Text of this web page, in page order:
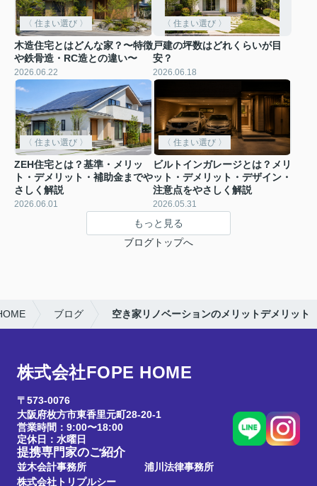
〈 住まい選び 〉
木造住宅とはどんな家？〜特徴
や鉄骨造・RC造との違い〜
2026.06.22
〈 住まい選び 〉
戸建の坪数はどれくらいが目
安？
2026.06.18
〈 住まい選び 〉
ZEH住宅とは？基準・メリッ
ト・デメリット・補助金までや
さしく解説
2026.06.01
〈 住まい選び 〉
ビルトインガレージとは？メリ
ット・デメリット・デザイン・
注意点をやさしく解説
2026.05.31
もっと見る
ブログトップへ
ブログ 空き家リノベーションのメリットデメリット
株式会社FOPE HOME
〒573-0076
大阪府枚方市東香里元町28-20-1
営業時間：9:00〜18:00
定休日：水曜日
提携専門家のご紹介
並木会計事務所
浦川法律事務所
株式会社トリプルシー